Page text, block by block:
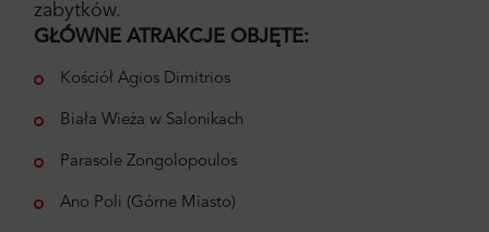
zabytków.
GŁÓWNE ATRAKCJE OBJĘTE:
Kościół Agios Dimitrios
Biała Wieża w Salonikach
Parasole Zongolopoulos
Ano Poli (Górne Miasto)